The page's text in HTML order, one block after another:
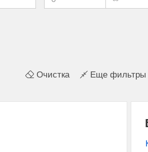
Очистка Еще фильтры